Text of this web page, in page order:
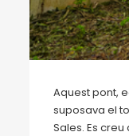
Aquest pont,
suposava el
Sales. Es